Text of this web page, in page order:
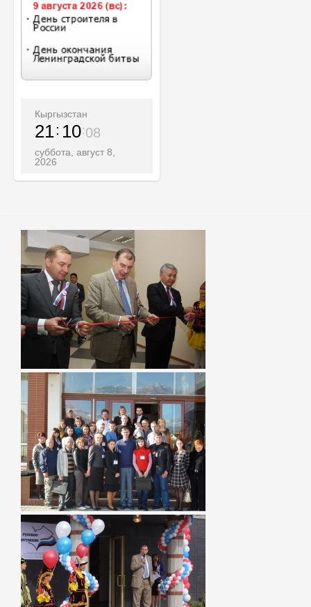
Кыргызстан
21 10 10
суббота, август 8,
2026